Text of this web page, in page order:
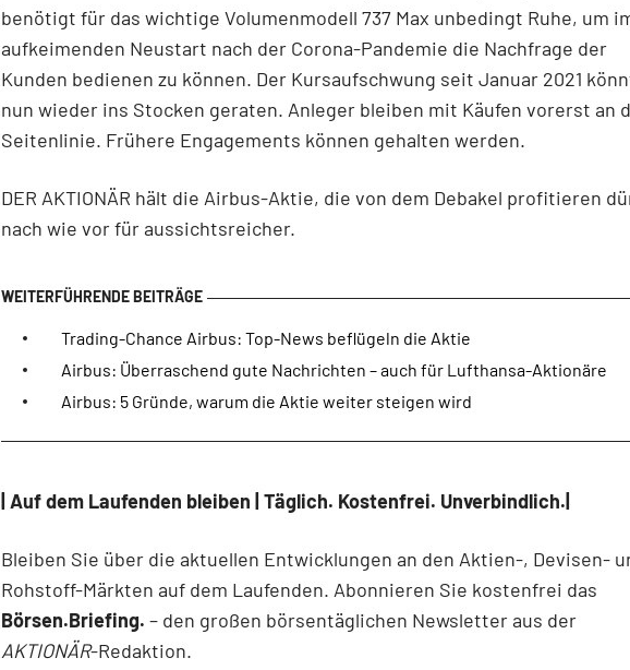
benötigt für das wichtige Volumenmodell 737 Max unbedingt Ruhe, um
aufkeimenden Neustart nach der Corona-Pandemie die Nachfrage der
Kunden bedienen zu können. Der Kursaufschwung seit Januar 2021
nun wieder ins Stocken geraten. Anleger bleiben mit Käufen vorerst an
Seitenlinie. Frühere Engagements können gehalten werden.
DER AKTIONÄR hält die Airbus-Aktie, die von dem Debakel profitieren
nach wie vor für aussichtsreicher.
Trading-Chance Airbus: Top-News beflügeln die Aktie
Airbus: Überraschend gute Nachrichten – auch für Lufthansa-Aktionäre
Airbus: 5 Gründe, warum die Aktie weiter steigen wird
| Auf dem Laufenden bleiben | Täglich. Kostenfrei. Unverbindlich.|
Bleiben Sie über die aktuellen Entwicklungen an den Aktien-, Devisen-
Rohstoff-Märkten auf dem Laufenden. Abonnieren Sie kostenfrei das
Börsen.Briefing. – den großen börsentäglichen Newsletter aus der
AKTIONÄR-Redaktion.